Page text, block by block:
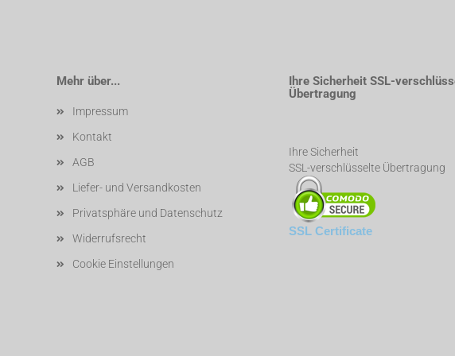
Mehr über...
Impressum
Kontakt
AGB
Liefer- und Versandkosten
Privatsphäre und Datenschutz
Widerrufsrecht
Cookie Einstellungen
Ihre Sicherheit SSL-
Übertragung
Ihre Sicherheit
SSL-verschlüsselte Übertragung
SSL Certificate